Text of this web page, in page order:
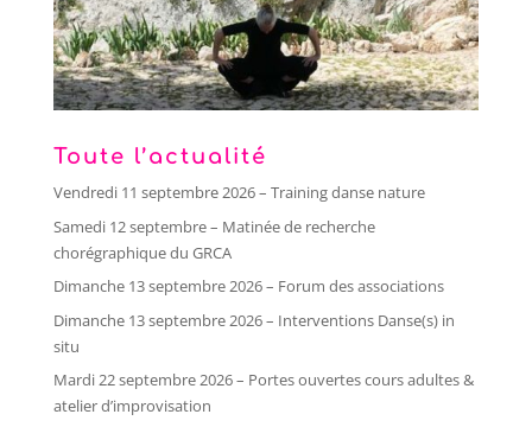
Toute l’actualité
Vendredi 11 septembre 2026 – Training danse nature
Samedi 12 septembre – Matinée de recherche
chorégraphique du GRCA
Dimanche 13 septembre 2026 – Forum des associations
Dimanche 13 septembre 2026 – Interventions Danse(s) in
situ
Mardi 22 septembre 2026 – Portes ouvertes cours adultes &
atelier d’improvisation